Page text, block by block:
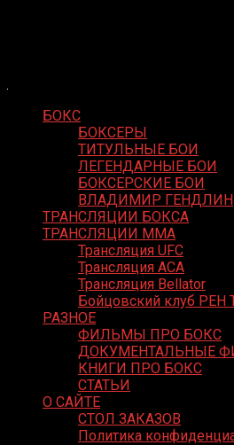
БОКС
БОКСЕРЫ
ТИТУЛЬНЫЕ БОИ
ЛЕГЕНДАРНЫЕ БОИ
БОКСЕРСКИЕ БОИ
ВЛАДИМИР ГЕНДЛИН
ТРАНСЛЯЦИИ БОКСА
ТРАНСЛЯЦИИ MMA
Трансляция UFC
Трансляция ACA
Трансляция Bellator
Бойцовский клуб РЕН
РАЗНОЕ
ФИЛЬМЫ ПРО БОКС
ДОКУМЕНТАЛЬНЫЕ
КНИГИ ПРО БОКС
СТАТЬИ
О САЙТЕ
СТОЛ ЗАКАЗОВ
Политика